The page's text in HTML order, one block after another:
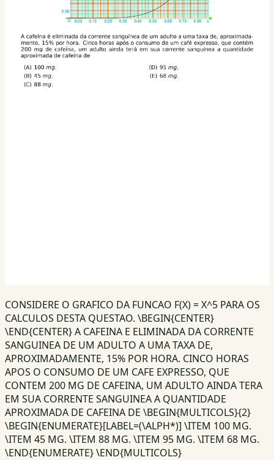
CONSIDERE O GRAFICO DA FUNCAO F(X) = X^5 PARA OS
CALCULOS DESTA QUESTAO. \BEGIN{CENTER}
\END{CENTER} A CAFEINA E ELIMINADA DA CORRENTE
SANGUINEA DE UM ADULTO A UMA TAXA DE,
APROXIMADAMENTE, 15% POR HORA. CINCO HORAS
APOS O CONSUMO DE UM CAFE EXPRESSO, QUE
CONTEM 200 MG DE CAFEINA, UM ADULTO AINDA TERA
EM SUA CORRENTE SANGUINEA A QUANTIDADE
APROXIMADA DE CAFEINA DE \BEGIN{MULTICOLS}{2}
\BEGIN{ENUMERATE}[LABEL=(\ALPH*)] \ITEM 100 MG.
\ITEM 45 MG. \ITEM 88 MG. \ITEM 95 MG. \ITEM 68 MG.
\END{ENUMERATE} \END{MULTICOLS}